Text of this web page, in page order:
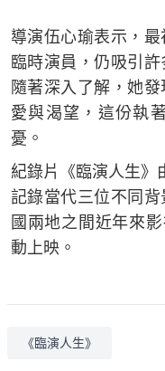
導演伍心瑜表示，
臨時演員，仍吸引
隨著深入了解，她
愛與渴望，這份執
憂。
紀錄片《臨演人生》
記錄當代三位不同
國兩地之間近年來
動上映。
《臨演人生》